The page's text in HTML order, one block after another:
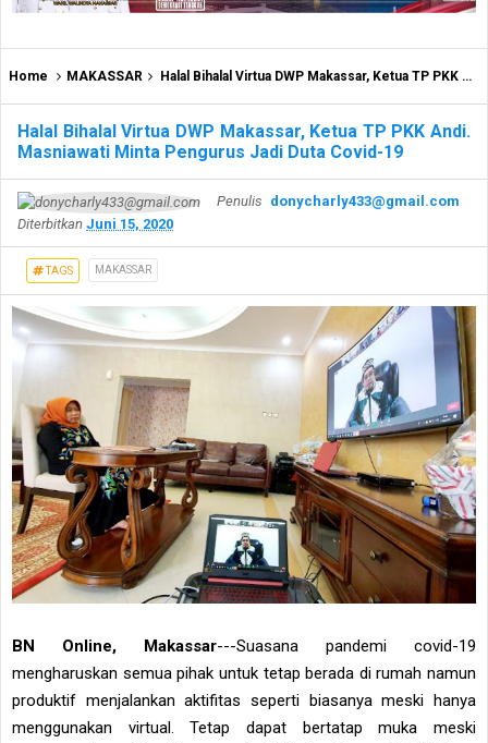
Home MAKASSAR Halal Bihalal Virtua DWP Makassar, Ketua TP PKK Andi. Masniawati Minta Pengurus Jadi Duta Covid-19
Halal Bihalal Virtua DWP Makassar, Ketua TP PKK Andi.
Masniawati Minta Pengurus Jadi Duta Covid-19
Penulis donycharly433@gmail.com
Diterbitkan Juni 15, 2020
TAGS MAKASSAR
BN Online, Makassar---Suasana pandemi covid-19
mengharuskan semua pihak untuk tetap berada di rumah namun
produktif menjalankan aktifitas seperti biasanya meski hanya
menggunakan virtual. Tetap dapat bertatap muka meski